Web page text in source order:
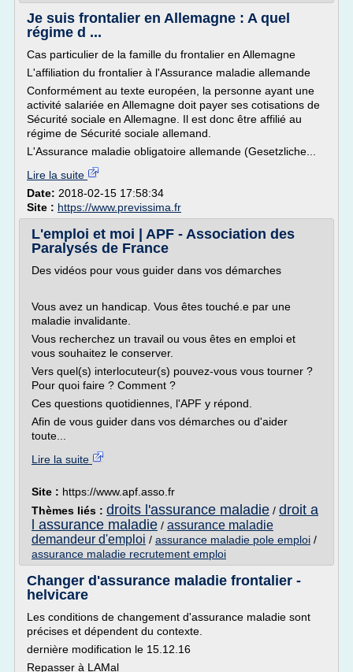
Je suis frontalier en Allemagne : A quel
régime d ...
Cas particulier de la famille du frontalier en Allemagne
L'affiliation du frontalier à l'Assurance maladie allemande
Conformément au texte européen, la personne ayant une
activité salariée en Allemagne doit payer ses cotisations de
Sécurité sociale en Allemagne. Il est donc être affilié au
régime de Sécurité sociale allemand.
L'Assurance maladie obligatoire allemande (Gesetzliche...
Lire la suite
Date: 2018-02-15 17:58:34
Site : https://www.previssima.fr
L'emploi et moi | APF - Association des
Paralysés de France
Des vidéos pour vous guider dans vos démarches
Vous avez un handicap. Vous êtes touché.e par une
maladie invalidante.
Vous recherchez un travail ou vous êtes en emploi et
vous souhaitez le conserver.
Vers quel(s) interlocuteur(s) pouvez-vous vous tourner ?
Pour quoi faire ? Comment ?
Ces questions quotidiennes, l'APF y répond.
Afin de vous guider dans vos démarches ou d'aider
toute...
Lire la suite
Site : https://www.apf.asso.fr
Thèmes liés : droits l'assurance maladie / droit a
l assurance maladie / assurance maladie
demandeur d'emploi / assurance maladie pole emploi /
assurance maladie recrutement emploi
Changer d'assurance maladie frontalier -
helvicare
Les conditions de changement d'assurance maladie sont
précises et dépendent du contexte.
dernière modification le 15.12.16
Repasser à LAMal